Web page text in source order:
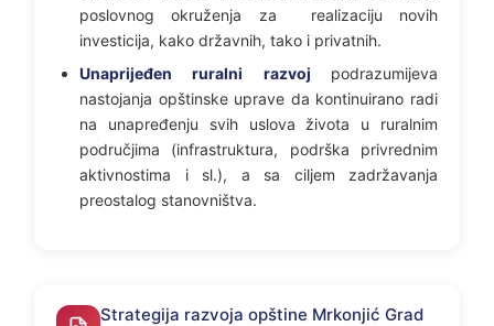
poslovnog okruženja za realizaciju novih
investicija, kako državnih, tako i privatnih.
Unaprijeđen ruralni razvoj podrazumijeva
nastojanja opštinske uprave da kontinuirano radi
na unapređenju svih uslova života u ruralnim
područjima (infrastruktura, podrška privrednim
aktivnostima i sl.), a sa ciljem zadržavanja
preostalog stanovništva.
Strategija razvoja opštine Mrkonjić Grad